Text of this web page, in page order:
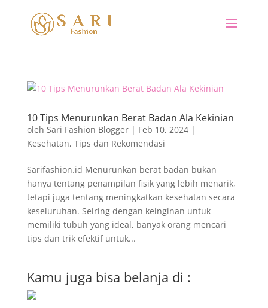
10 Tips Menurunkan Berat Badan Ala Kekinian
oleh Sari Fashion Blogger| Feb 10, 2024|
Kesehatan, Tips dan Rekomendasi
Sarifashion.id Menurunkan berat badan bukan
hanya tentang penampilan fisik yang lebih menarik,
tetapi juga tentang meningkatkan kesehatan secara
keseluruhan. Seiring dengan keinginan untuk
memiliki tubuh yang ideal, banyak orang mencari
tips dan trik efektif untuk...
Kamu juga bisa belanja di :